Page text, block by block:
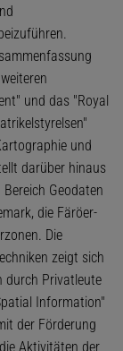
und das "Royal
und
darüber hinaus
Geodaten
die Färöer-
Die
zeigt sich
durch Privatleute
Information"
der Förderung
Aktivitäten der